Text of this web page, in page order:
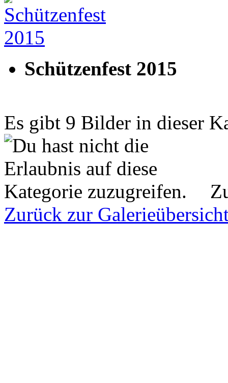
Schützenfest 2015
Es gibt 9 Bilder in dieser
Zurück zur